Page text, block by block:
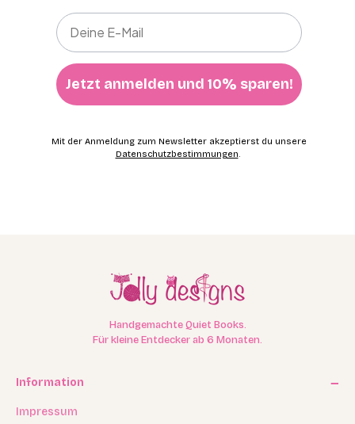
Jetzt anmelden und 10% sparen!
Mit der Anmeldung zum Newsletter akzeptierst du unsere
Datenschutzbestimmungen
Handgemachte Quiet Books.
Für kleine Entdecker ab 6 Monaten.
Information
Impressum